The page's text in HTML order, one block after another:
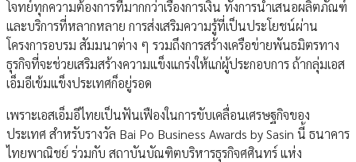
โจทย์ทุกความต้องการที่มากกว่าเรื่องการเงิน ทั้งการนำเสนอผลิตภัณฑ์
และบริการที่หลากหลาย การส่งเสริมความรู้ที่เป็นประโยชน์ผ่าน
โครงการอบรม สัมมนาต่าง ๆ รวมถึงการสร้างเครือข่ายพันธมิตรทาง
ธุรกิจที่จะช่วยเสริมสร้างความแข็งแกร่งให้แก่ผู้ประกอบการ ถ้ากลุ่มเอส
เอ็มอีเข้มแข็งประเทศก็อยู่รอด
เพราะเอสเอ็มอีไทยเป็นฟันเฟืองในการขับเคลื่อนเศรษฐกิจของ
ประเทศ สำหรับรางวัล Bai Po Business Awards by Sasin นี้ ธนาคาร
ไทยพาณิชย์ ร่วมกับ สถาบันบัณฑิตบริหารธุรกิจศศินทร์ แห่ง